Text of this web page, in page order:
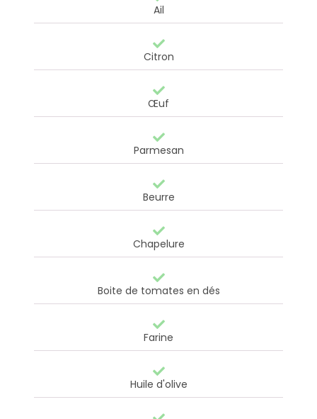
Ail
Citron
Œuf
Parmesan
Beurre
Chapelure
Boite de tomates en dés
Farine
Huile d'olive